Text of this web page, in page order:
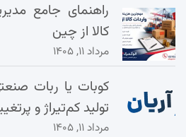
راهنمای جامع
کالا از چین
مرداد ۱۱, ۱۴۰۵
کوبات یا ربات
تولید کم‌تیراژ و
مرداد ۱۱, ۱۴۰۵